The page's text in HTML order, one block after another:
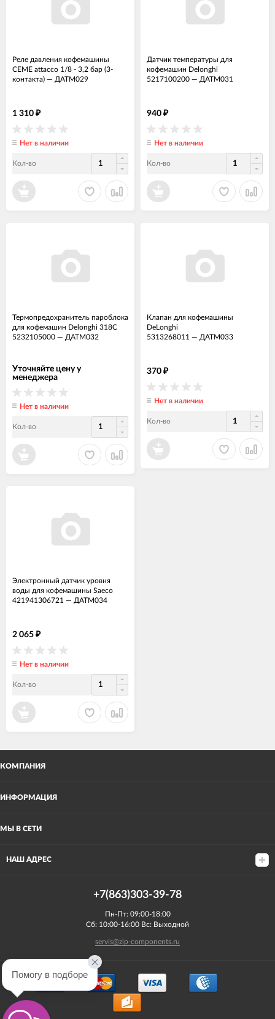
Реле давления кофемашины
CEME attacco 1/8 - 3,2 бар (3-
контакта) — ДАТМ029
1 310 ₽
Нет в наличии
Кол-во
Датчик температуры для
кофемашин Delonghi
5217100200 — ДАТМ031
940 ₽
Нет в наличии
Кол-во
Термопредохранитель пароблока
для кофемашин Delonghi 318С
5232105000 — ДАТМ032
Уточняйте цену у
менеджера
Нет в наличии
Кол-во
Клапан для кофемашины
DeLonghi
5313268011 — ДАТМ033
370 ₽
Нет в наличии
Кол-во
Электронный датчик уровня
воды для кофемашины Saeco
421941306721 — ДАТМ034
2 065 ₽
Нет в наличии
Кол-во
КОМПАНИЯ
ИНФОРМАЦИЯ
МЫ В СЕТИ
НАШ АДРЕС
+7(863)303-39-78
Пн-Пт: 09:00-18:00
Сб: 10:00-16:00 Вс: Выходной
servis@zip-components.ru
Помогу в подборе